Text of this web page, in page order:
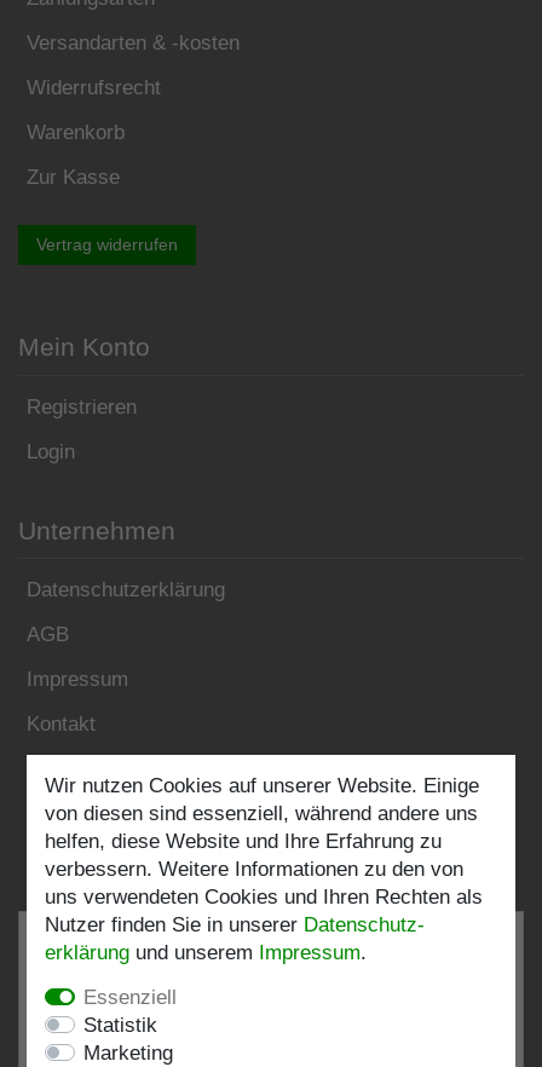
Versandarten & -kosten
Widerrufsrecht
Warenkorb
Zur Kasse
Vertrag widerrufen
Mein Konto
Registrieren
Login
Unternehmen
Datenschutzerklärung
AGB
Impressum
Kontakt
Folgen Sie uns:
Wir nutzen Cookies auf unserer Website. Einige
von diesen sind essenziell, während andere uns
helfen, diese Website und Ihre Erfahrung zu
verbessern. Weitere Informationen zu den von
uns verwendeten Cookies und Ihren Rechten als
Nutzer finden Sie in unserer Daten­schutz­
erklärung und unserem Impressum.
Essenziell
Statistik
Marketing